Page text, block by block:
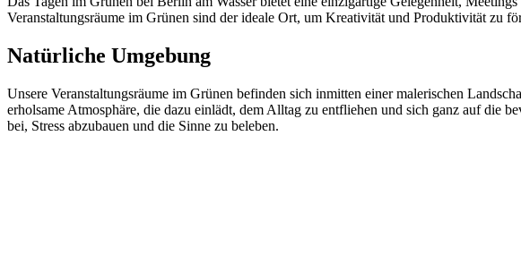
Veranstaltungsräume im Grünen sind der ideale Ort, um Kreativität und Produktivität zu
Natürliche Umgebung
Unsere Veranstaltungsräume im Grünen befinden sich inmitten einer malerischen
erholsame Atmosphäre, die dazu einlädt, dem Alltag zu entfliehen und sich ganz auf die
bei, Stress abzubauen und die Sinne zu beleben.